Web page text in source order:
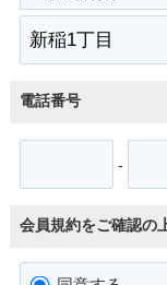
電話番号
-
会員規約をご確認の